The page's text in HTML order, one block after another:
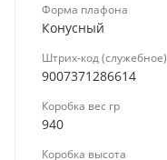
Форма плафона
Конусный
Штрих-код (служебное)
9007371286614
Коробка вес гр
940
Коробка высота